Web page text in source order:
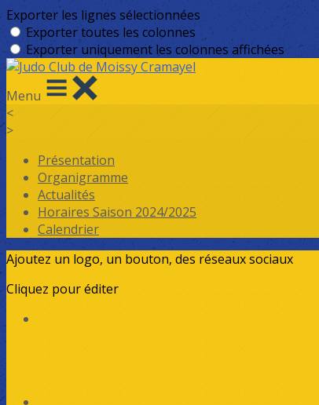
Exporter les lignes sélectionnées
Exporter toutes les colonnes
Exporter uniquement les colonnes affichées
Menu
<
>
Présentation
Organigramme
Actualités
Horaires Saison 2024/2025
Calendrier
Ajoutez un logo, un bouton, des réseaux sociaux
Cliquez pour éditer